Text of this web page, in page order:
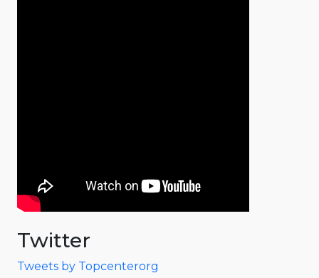
Twitter
Tweets by Topcenterorg